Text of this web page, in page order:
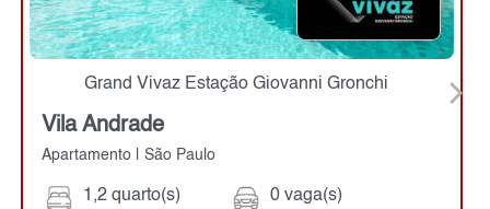
Grand Vivaz Estação Giovanni Gronchi
Vila Andrade
Apartamento | São Paulo
1,2 quarto(s) 0 vaga(s)